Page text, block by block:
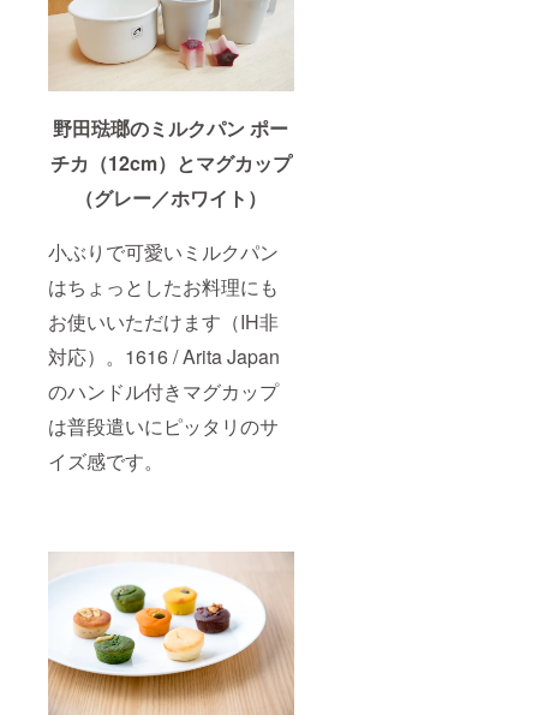
野田琺瑯のミルクパン ポー
チカ（12cm）とマグカップ
（グレー／ホワイト）
小ぶりで可愛いミルクパン
はちょっとしたお料理にも
お使いいただけます（IH非
対応）。1616 / Arita Japan
のハンドル付きマグカップ
は普段遣いにピッタリのサ
イズ感です。